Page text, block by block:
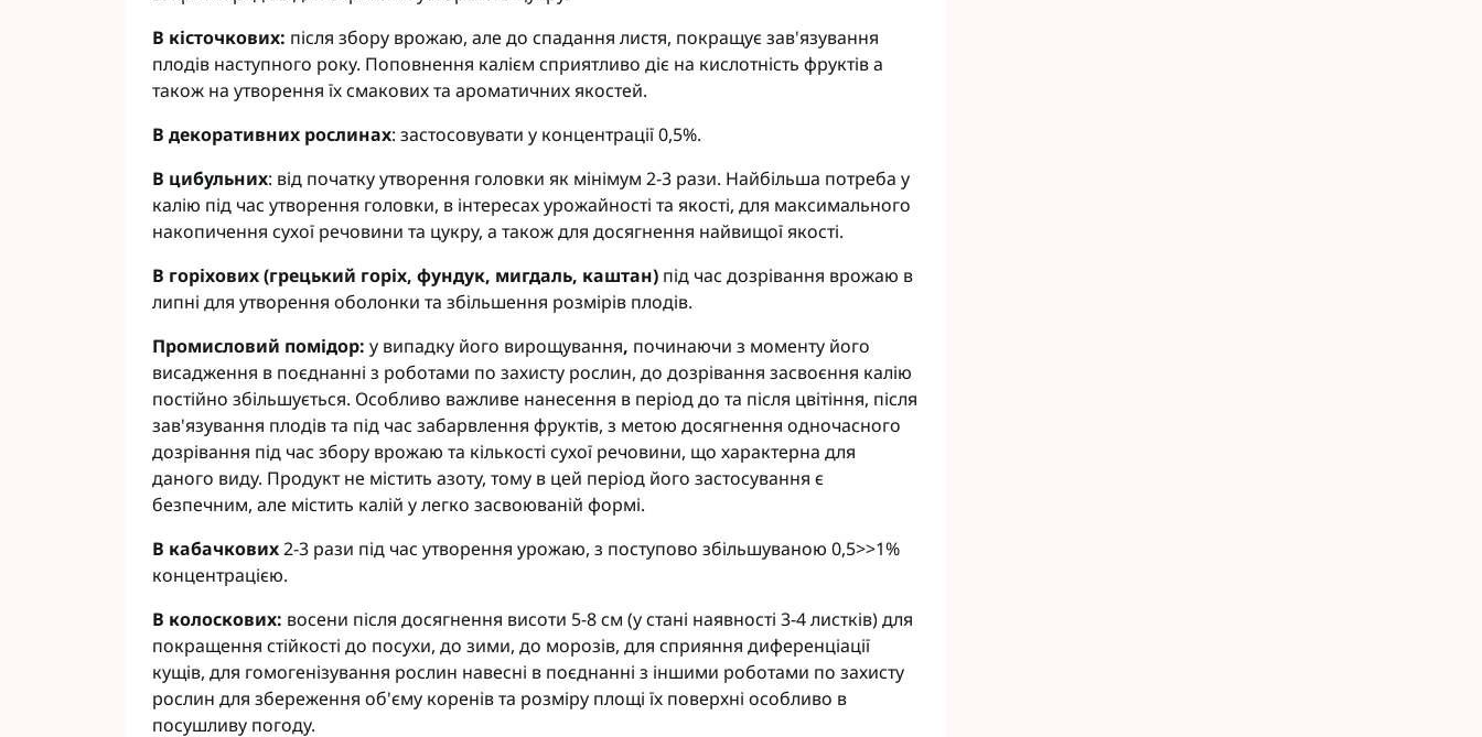
В кісточкових: після збору врожаю, але до спадання листя, покращує зав'язування
плодів наступного року. Поповнення калієм сприятливо діє на кислотність фруктів а
також на утворення їх смакових та ароматичних якостей.
В декоративних рослинах: застосовувати у концентрації 0,5%.
В цибульних: від початку утворення головки як мінімум 2-3 рази. Найбільша потреба у
калію під час утворення головки, в інтересах урожайності та якості, для максимального
накопичення сухої речовини та цукру, а також для досягнення найвищої якості.
В горіхових (грецький горіх, фундук, мигдаль, каштан) під час дозрівання врожаю в
липні для утворення оболонки та збільшення розмірів плодів.
Промисловий помідор: у випадку його вирощування, починаючи з моменту його
висадження в поєднанні з роботами по захисту рослин, до дозрівання засвоєння калію
постійно збільшується. Особливо важливе нанесення в період до та після цвітіння, після
зав'язування плодів та під час забарвлення фруктів, з метою досягнення одночасного
дозрівання під час збору врожаю та кількості сухої речовини, що характерна для
даного виду. Продукт не містить азоту, тому в цей період його застосування є
безпечним, але містить калій у легко засвоюваній формі.
В кабачкових2-3 рази під час утворення урожаю, з поступово збільшуваною 0,5>>1%
концентрацією.
В колоскових: восени після досягнення висоти 5-8 см (у стані наявності 3-4 листків) для
покращення стійкості до посухи, до зими, до морозів, для сприяння диференціації
кущів, для гомогенізування рослин навесні в поєднанні з іншими роботами по захисту
рослин для збереження об'єму коренів та розміру площі їх поверхні особливо в
посушливу погоду.